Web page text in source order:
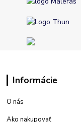
Informácie
O nás
Ako nakupovať